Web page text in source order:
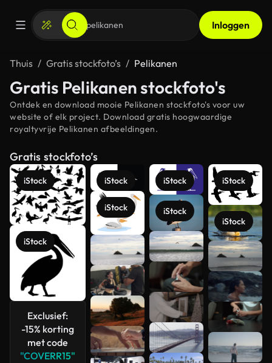
Inloggen
Thuis Gratis stockfoto’s Pelikanen
Gratis Pelikanen stockfoto's
Ontdek en download mooie Pelikanen stockfoto's voor uw
website of elk project. Download gratis hoogwaardige
royaltyvrije Pelikanen afbeeldingen.
Gratis stockfoto’s
iStock
iStock
Exclusief:
-15% korting
met code
"COVERR15"
iStock
iStock
iStock
iStock
iStock
iStock
Meer
bekijken